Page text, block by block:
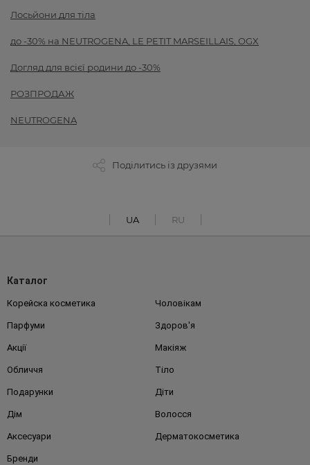
Лосьйони для тіла
до -30% на NEUTROGENA, LE PETIT MARSEILLAIS, OGX
Догляд для всієї родини до -30%
РОЗПРОДАЖ
NEUTROGENA
Поділитись із друзями
UA RU
Каталог
Корейска косметика Чоловікам
Парфуми Здоров'я
Акції Макіяж
Обличчя Тіло
Подарунки Діти
Дім Волосся
Аксесуари Дерматокосметика
Бренди